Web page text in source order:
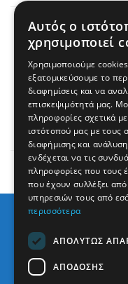
Μητσοτάκης από
Αύριο το
Αυτός ο
χρησιμοποιεί
Χρησιμοποιούμε
εξατομικεύσουμε το
διαφημίσεις και να
επισκεψιμότητά μας.
πληροφορίες σχετικά
ιστότοπού μας με τους
διαφήμισης και
ενδέχεται να τις
πληροφορίες που τους
που έχουν συλλέξει
υπηρεσιών τους από
περισσότερα
ΑΠΟΛΎΤΩΣ
ΑΠΌΔΟΣΗΣ